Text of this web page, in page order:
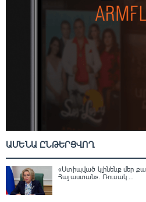
ԱՄԵՆԱ ԸՆԹԵՐՑՎՈՂ
«Ստիպված կլինենք մեր
Հայաստան»․ Ռուսակ ...